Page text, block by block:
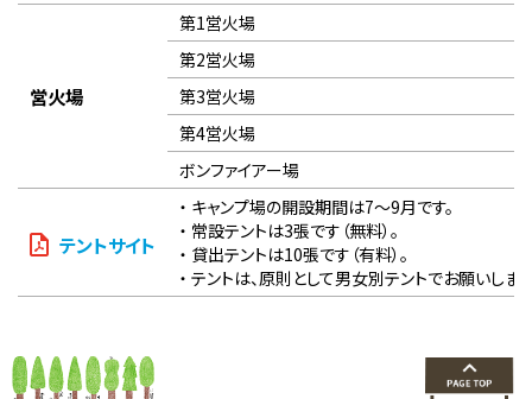
営火場
第1営火場
第2営火場
第3営火場
第4営火場
ボンファイアー場
テントサイト
・ キャンプ場の開設期間は7～9月です。
・ 常設テントは3張です（無料）。
・ 貸出テントは10張です（有料）。
・ テントは、原則として男女別テントでお願いします